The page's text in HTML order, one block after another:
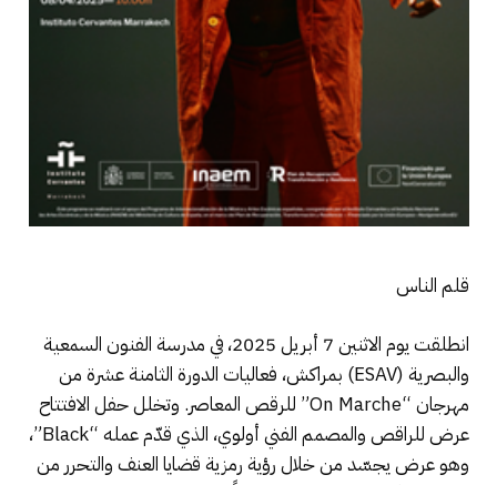
قلم الناس
انطلقت يوم الاثنين 7 أبريل 2025، في مدرسة الفنون السمعية
والبصرية (ESAV) بمراكش، فعاليات الدورة الثامنة عشرة من
مهرجان “On Marche” للرقص المعاصر. وتخلل حفل الافتتاح
عرض للراقص والمصمم الفني أولوي، الذي قدّم عمله “Black”،
وهو عرض يجسّد من خلال رؤية رمزية قضايا العنف والتحرر من